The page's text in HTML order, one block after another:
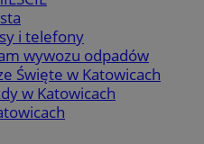
i telefony
wywozu odpadów
Święte w Katowicach
w Katowicach